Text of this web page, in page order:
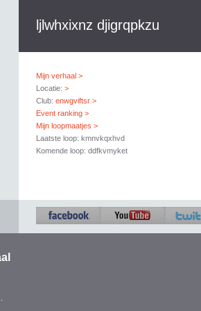
ljlwhxixnz djigrqpkzu
Mijn verhaal >
Locatie: >
Club: enwgviftsr >
Event ranking >
Mijn loopmaatjes >
Laatste loop: kmnvkqxhvd
Komende loop: ddfkvmyket